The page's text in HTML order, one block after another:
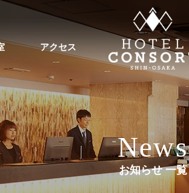
アクセス
News
お知らせ 一覧